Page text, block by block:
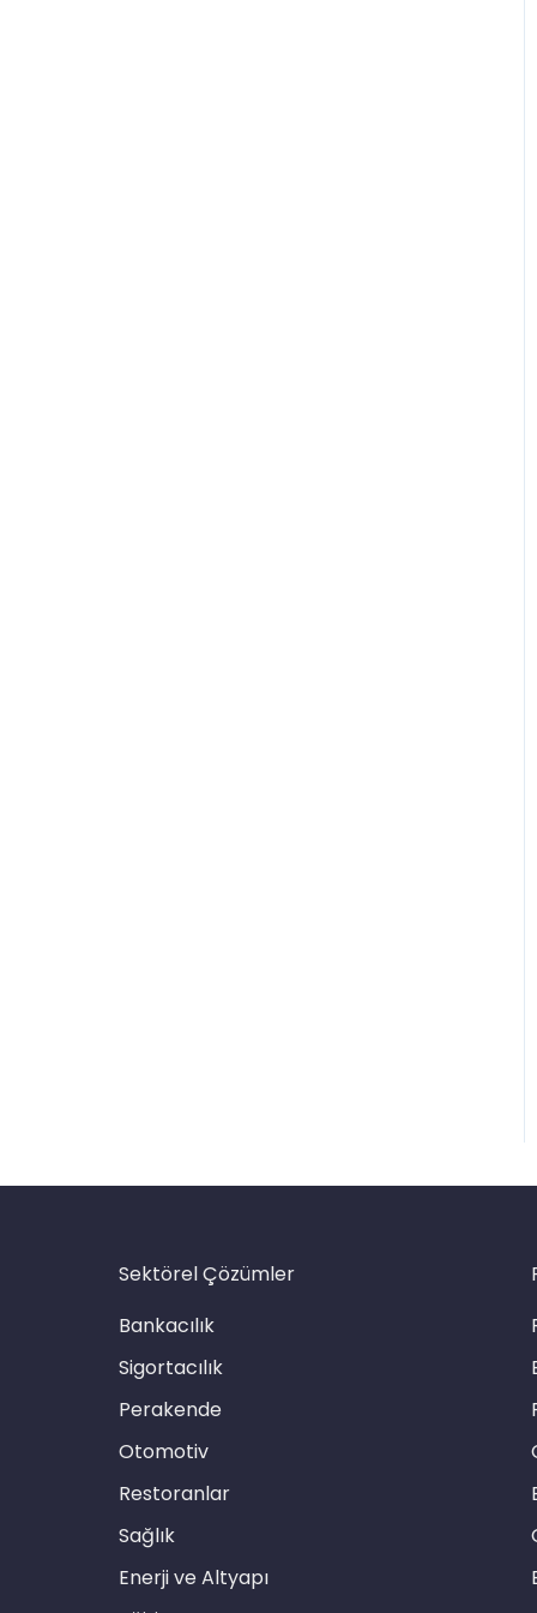
Sektörel Çözümler
Bankacılık
Sigortacılık
Perakende
Otomotiv
Restoranlar
Sağlık
Enerji ve Altyapı